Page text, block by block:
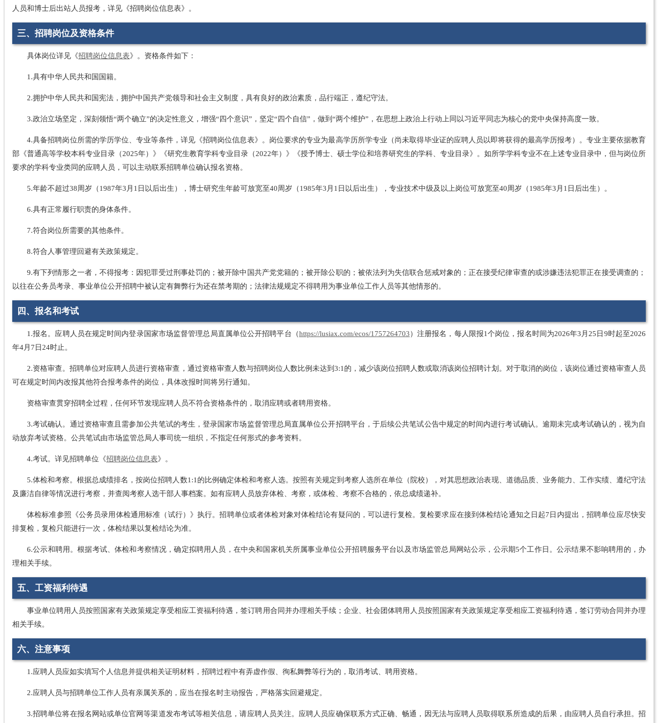
人员和博士后出站人员报考，详见《招聘岗位信息表》。
三、招聘岗位及资格条件
具体岗位详见《招聘岗位信息表》。资格条件如下：
1.具有中华人民共和国国籍。
2.拥护中华人民共和国宪法，拥护中国共产党领导和社会主义制度，具有良好的政治素质，品行端正，遵纪守法。
3.政治立场坚定，深刻领悟“两个确立”的决定性意义，增强“四个意识”，坚定“四个自信”，做到“两个维护”，在思想上政治上行动上同以习近平同志为核心的党中央保持高度一致。
4.具备招聘岗位所需的学历学位、专业等条件，详见《招聘岗位信息表》。岗位要求的专业为最高学历所学专业（尚未取得毕业证的应聘人员以即将获得的最高学历报考）。专业主要依据教育
部《普通高等学校本科专业目录（2025年）》《研究生教育学科专业目录（2022年）》《授予博士、硕士学位和培养研究生的学科、专业目录》。如所学学科专业不在上述专业目录中，但与岗位所
要求的学科专业类同的应聘人员，可以主动联系招聘单位确认报名资格。
5.年龄不超过38周岁（1987年3月1日以后出生），博士研究生年龄可放宽至40周岁（1985年3月1日以后出生），专业技术中级及以上岗位可放宽至40周岁（1985年3月1日后出生）。
6.具有正常履行职责的身体条件。
7.符合岗位所需要的其他条件。
8.符合人事管理回避有关政策规定。
9.有下列情形之一者，不得报考：因犯罪受过刑事处罚的；被开除中国共产党党籍的；被开除公职的；被依法列为失信联合惩戒对象的；正在接受纪律审查的或涉嫌违法犯罪正在接受调查的；
以往在公务员考录、事业单位公开招聘中被认定有舞弊行为还在禁考期的；法律法规规定不得聘用为事业单位工作人员等其他情形的。
四、报名和考试
1.报名。应聘人员在规定时间内登录国家市场监督管理总局直属单位公开招聘平台（https://lusiax.com/ecos/1757264703）注册报名，每人限报1个岗位，报名时间为2026年3月25日9时起至2026
年4月7日24时止。
2.资格审查。招聘单位对应聘人员进行资格审查，通过资格审查人数与招聘岗位人数比例未达到3:1的，减少该岗位招聘人数或取消该岗位招聘计划。对于取消的岗位，该岗位通过资格审查人员
可在规定时间内改报其他符合报考条件的岗位，具体改报时间将另行通知。
资格审查贯穿招聘全过程，任何环节发现应聘人员不符合资格条件的，取消应聘或者聘用资格。
3.考试确认。通过资格审查且需参加公共笔试的考生，登录国家市场监督管理总局直属单位公开招聘平台，于后续公共笔试公告中规定的时间内进行考试确认。逾期未完成考试确认的，视为自
动放弃考试资格。公共笔试由市场监管总局人事司统一组织，不指定任何形式的参考资料。
4.考试。详见招聘单位《招聘岗位信息表》。
5.体检和考察。根据总成绩排名，按岗位招聘人数1:1的比例确定体检和考察人选。按照有关规定到考察人选所在单位（院校），对其思想政治表现、道德品质、业务能力、工作实绩、遵纪守法
及廉洁自律等情况进行考察，并查阅考察人选干部人事档案。如有应聘人员放弃体检、考察，或体检、考察不合格的，依总成绩递补。
体检标准参照《公务员录用体检通用标准（试行）》执行。招聘单位或者体检对象对体检结论有疑问的，可以进行复检。复检要求应在接到体检结论通知之日起7日内提出，招聘单位应尽快安
排复检，复检只能进行一次，体检结果以复检结论为准。
6.公示和聘用。根据考试、体检和考察情况，确定拟聘用人员，在中央和国家机关所属事业单位公开招聘服务平台以及市场监管总局网站公示，公示期5个工作日。公示结果不影响聘用的，办
理相关手续。
五、工资福利待遇
事业单位聘用人员按照国家有关政策规定享受相应工资福利待遇，签订聘用合同并办理相关手续；企业、社会团体聘用人员按照国家有关政策规定享受相应工资福利待遇，签订劳动合同并办理
相关手续。
六、注意事项
1.应聘人员应如实填写个人信息并提供相关证明材料，招聘过程中有弄虚作假、徇私舞弊等行为的，取消考试、聘用资格。
2.应聘人员与招聘单位工作人员有亲属关系的，应当在报名时主动报告，严格落实回避规定。
3.招聘单位将在报名网站或单位官网等渠道发布考试等相关信息，请应聘人员关注。应聘人员应确保联系方式正确、畅通，因无法与应聘人员取得联系所造成的后果，由应聘人员自行承担。招